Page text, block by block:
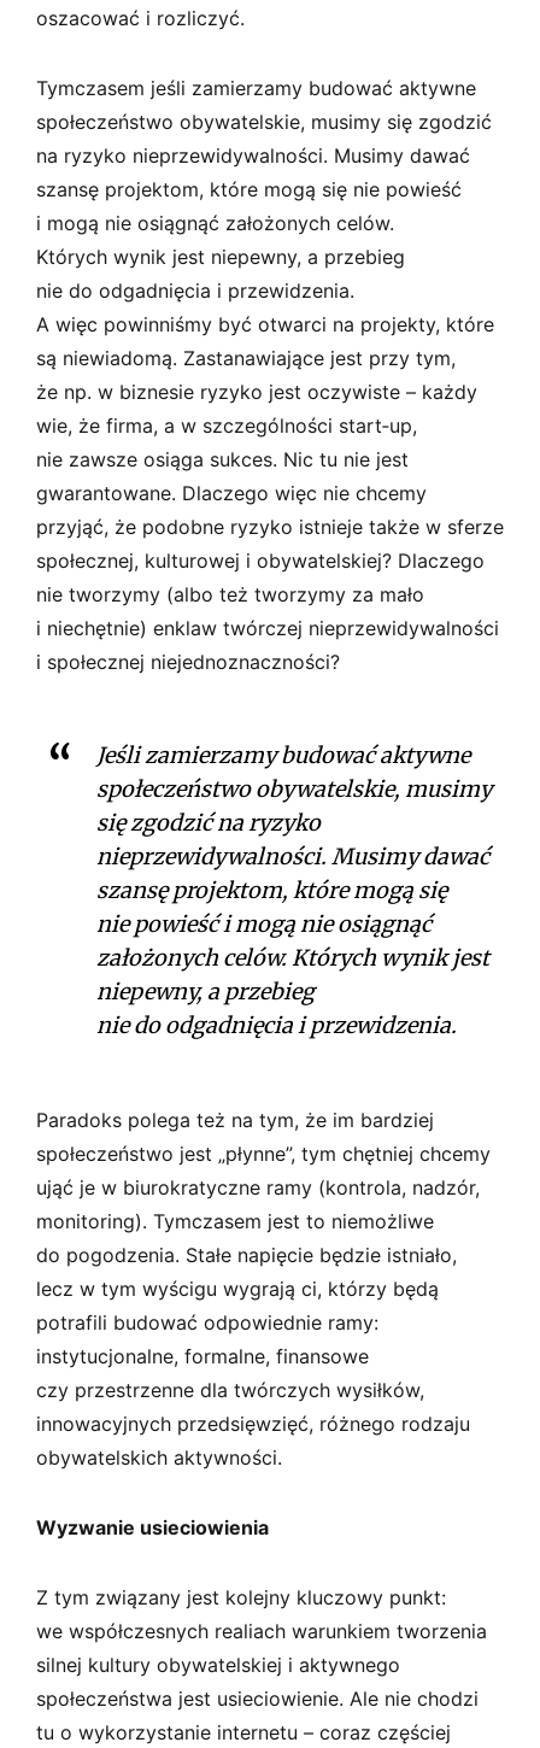
oszacować i rozliczyć.
Tymczasem jeśli zamierzamy budować aktywne
społeczeństwo obywatelskie, musimy się zgodzić
na ryzyko nieprzewidywalności. Musimy dawać
szansę projektom, które mogą się nie powieść
i mogą nie osiągnąć założonych celów.
Których wynik jest niepewny, a przebieg
nie do odgadnięcia i przewidzenia.
A więc powinniśmy być otwarci na projekty, które
są niewiadomą. Zastanawiające jest przy tym,
że np. w biznesie ryzyko jest oczywiste – każdy
wie, że firma, a w szczególności start‑up,
nie zawsze osiąga sukces. Nic tu nie jest
gwarantowane. Dlaczego więc nie chcemy
przyjąć, że podobne ryzyko istnieje także w sferze
społecznej, kulturowej i obywatelskiej? Dlaczego
nie tworzymy (albo też tworzymy za mało
i niechętnie) enklaw twórczej nieprzewidywalności
i społecznej niejednoznaczności?
Jeśli zamierzamy budować aktywne
społeczeństwo obywatelskie, musimy
się zgodzić na ryzyko
nieprzewidywalności. Musimy dawać
szansę projektom, które mogą się
nie powieść i mogą nie osiągnąć
założonych celów. Których wynik jest
niepewny, a przebieg
nie do odgadnięcia i przewidzenia.
Paradoks polega też na tym, że im bardziej
społeczeństwo jest „płynne”, tym chętniej chcemy
ująć je w biurokratyczne ramy (kontrola, nadzór,
monitoring). Tymczasem jest to niemożliwe
do pogodzenia. Stałe napięcie będzie istniało,
lecz w tym wyścigu wygrają ci, którzy będą
potrafili budować odpowiednie ramy:
instytucjonalne, formalne, finansowe
czy przestrzenne dla twórczych wysiłków,
innowacyjnych przedsięwzięć, różnego rodzaju
obywatelskich aktywności.
Wyzwanie usieciowienia
Z tym związany jest kolejny kluczowy punkt:
we współczesnych realiach warunkiem tworzenia
silnej kultury obywatelskiej i aktywnego
społeczeństwa jest usieciowienie. Ale nie chodzi
tu o wykorzystanie internetu – coraz częściej